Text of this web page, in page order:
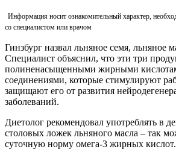
Информация носит ознакомительный характер,
со специалистом или врачом
Гинзбург назвал льняное семя, льняное
Специалист объяснил, что эти три
полиненасыщенными жирными
соединениями, которые стимулируют
защищают его от развития
заболеваний.
Диетолог рекомендовал употреблять в
столовых ложек льняного масла – так
суточную норму омега-3 жирных кислот.